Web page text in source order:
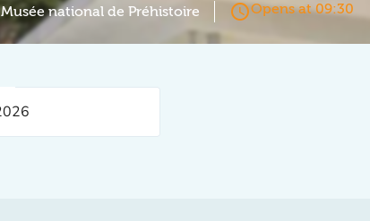
Musée national de Préhistoire access_timeOpens at 09:30